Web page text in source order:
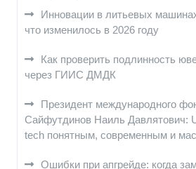
Инновации в литьевых
что изменилось в 2026 году
Как проверить подлинность
через ГИИС ДМДК
Президент международного
Сайфутдинов Наиль Давлятович:
tech понятным, современным и
Ошибки при апгрейде: когда